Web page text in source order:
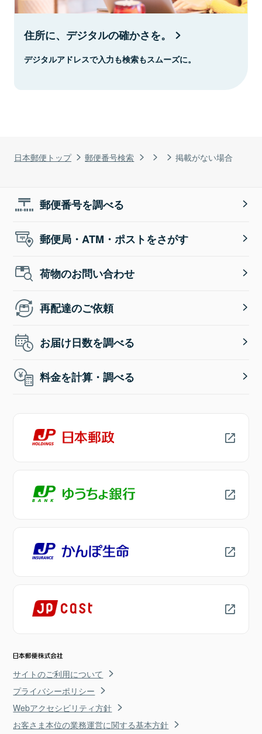
日本郵便トップ 郵便番号検索 掲載がない場合
住所に、デジタルの確かさを。
デジタルアドレスで入力も検索もスムーズに。
郵便番号を調べる
郵便局・ATM・ポストをさがす
荷物のお問い合わせ
再配達のご依頼
お届け日数を調べる
料金を計算・調べる
サイトのご利用について
プライバシーポリシー
Webアクセシビリティ方針
お客さま本位の業務運営に関する基本方針